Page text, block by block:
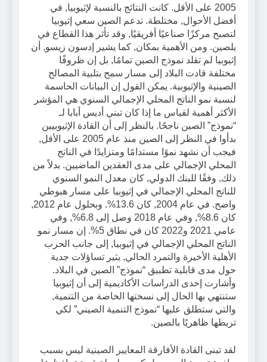
2005 على الأقل. كانت النتائج بالنسبة لإثيوبيا, في
أفضل الأحوال, مختلطة. تدعم الصين سعي إثيوبيا
لتصبح مركزًا صناعيًا أفريقيًا, وقد تأثر هذا القطاع في
بلصين. ومن الأهمية بمكان, كما يشير إدسون زيسو, أن
إثيوبيا لم تقلد نموذج الصين تمامًا, بل إن ظروفًا
مختلفة قادت البلاد إلى مسار سمح بتلبية المصالح
الصينية والإثيوبية. يمكن القول إن البيانات الحاسمة
لنسبة نمو الناتج المحلي الإجمالي السنوي هي المؤشر
الأكثر أهمية لقياس ما إذا كان تبني أديس أبابا لـ
“نموذج” الصين ناجحًا. بالنظر إلى أن القادة الإثيوبيين
بدأوا في النظر إلى الصين منذ عام 2005 على الأقل,
فيجب أن نشهد نموًا مستدامًا ومتزايدًا في الناتج
المحلي الإجمالي على مدى العقدين الماضيين. بدلاً من
ذلك, وفقًا للبنك الدولي, كان معدل النمو السنوي
للناتج المحلي الإجمالي في إثيوبيا على مسار هبوطي
واضح. في عام 2004, كان 13.6%. وبحلول عام 2012,
كان 8.6%, وفي عام 2018 وصل إلى 6.8%, وفي
عامي 2021 و2022 كان في نطاق 5%. إن مسار نمو
الناتج المحلي الإجمالي في إثيوبيا, إلى جانب الحرب
الأهلية الأخيرة والتمرد الحالي, يثير تساؤلات جدية
حول مدى قابلية تطبيق “نموذج” الصين في البلاد.
وأشارت إحدى الدراسات الأكاديمية إلى أن إثيوبيا
ستنتهي بها الحال إلى نسختها الخاصة من التنمية,
والتي ستطلق عليها “نموذج التنمية الصيني” لكي
تربطها ظاهريًا بالصين.
لقد تبنى القادة الأفارقة المعايير الصينية ليس بسبب